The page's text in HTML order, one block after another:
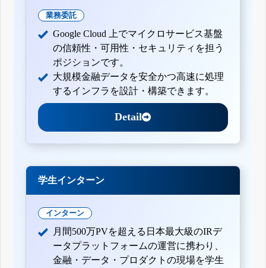
業務委託
Google Cloud 上でマイクロサービス基盤
の信頼性・可用性・セキュリティを担う
ポジションです。
大規模金融データを安全かつ高速に処理
するインフラを設計・構築できます。
Detail
学生インターン
インターン
月間500万PVを超える日本最大級のIRデ
ータプラットフォームの運営に携わり、
金融・データ・プロダクトの現場を学生